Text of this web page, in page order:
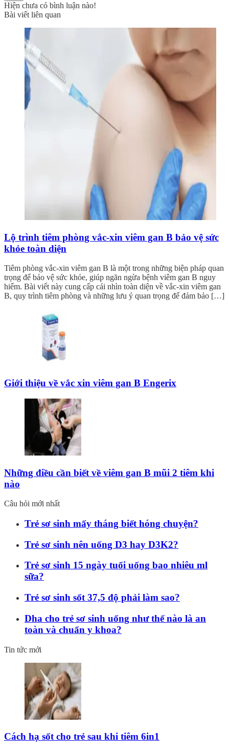
Hiện chưa có bình luận nào!
Bài viết liên quan
Lộ trình tiêm phòng vắc-xin viêm gan B bảo vệ sức
khỏe toàn diện
Tiêm phòng vắc-xin viêm gan B là một trong những biện pháp quan
trọng để bảo vệ sức khỏe, giúp ngăn ngừa bệnh viêm gan B nguy
hiểm. Bài viết này cung cấp cái nhìn toàn diện về vắc-xin viêm gan
B, quy trình tiêm phòng và những lưu ý quan trọng để đảm bảo […]
Giới thiệu về vắc xin viêm gan B Engerix
Những điều cần biết về viêm gan B mũi 2 tiêm khi
nào
Câu hỏi mới nhất
Trẻ sơ sinh mấy tháng biết hóng chuyện?
Trẻ sơ sinh nên uống D3 hay D3K2?
Trẻ sơ sinh 15 ngày tuổi uống bao nhiêu ml
sữa?
Trẻ sơ sinh sốt 37,5 độ phải làm sao?
Dha cho trẻ sơ sinh uống như thế nào là an
toàn và chuẩn y khoa?
Tin tức mới
Cách hạ sốt cho trẻ sau khi tiêm 6in1